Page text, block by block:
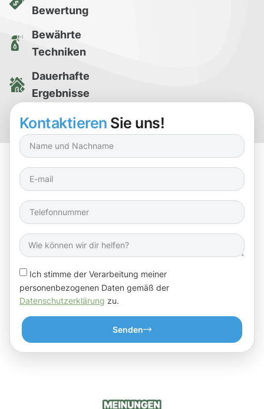
Bewertung
Bewährte
Techniken
Dauerhafte
Ergebnisse
Kostenlose
Reinigungsprobe
Kontaktieren Sie uns!
Ich stimme der Verarbeitung meiner
personenbezogenen Daten gemäß der
Datenschutzerklärung zu.
Senden